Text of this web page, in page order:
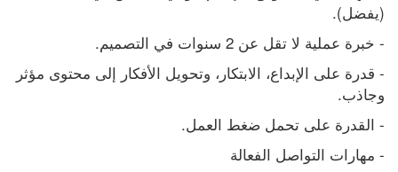
(يفضل).
- خبرة عملية لا تقل عن 2 سنوات في التصميم.
وجاذب.
- القدرة على تحمل ضغط العمل.
- مهارات التواصل الفعالة